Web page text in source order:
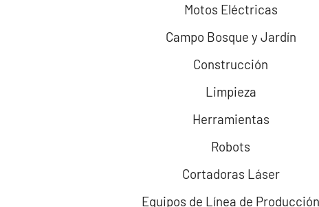
Motos Eléctricas
Campo Bosque y Jardín
Construcción
Limpieza
Herramientas
Robots
Cortadoras Láser
Equipos de Línea de Producción